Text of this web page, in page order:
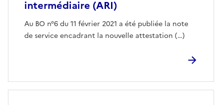
intermédiaire (ARI)
Au BO n°6 du 11 février 2021 a été publiée la note
de service encadrant la nouvelle attestation (…)